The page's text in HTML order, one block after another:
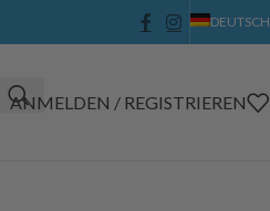
DEUTSCH
ANMELDEN / REGISTRIEREN